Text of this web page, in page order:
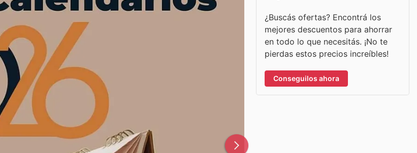
¿Buscás ofertas? Encontrá los
mejores descuentos para ahorrar
en todo lo que necesitás. ¡No te
pierdas estos precios increíbles!
Conseguilos ahora